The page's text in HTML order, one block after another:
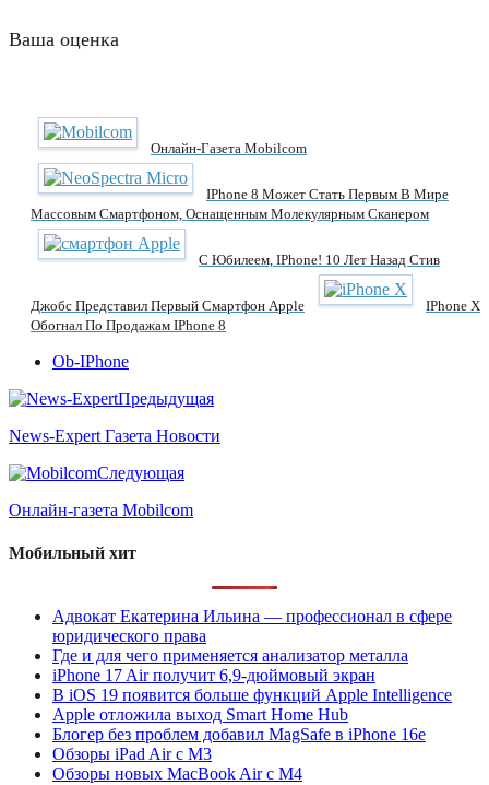
Ваша оценка
Онлайн-Газета Mobilcom
IPhone 8 Может Стать Первым В Мире
Массовым Смартфоном, Оснащенным Молекулярным Сканером
С Юбилеем, IPhone! 10 Лет Назад Стив
Джобс Представил Первый Смартфон Apple
IPhone X
Обогнал По Продажам IPhone 8
Ob-IPhone
Предыдущая
News-Expert Газета Новости
Следующая
Онлайн-газета Mobilcom
Мобильный хит
Адвокат Екатерина Ильина — профессионал в сфере
юридического права
Где и для чего применяется анализатор металла
iPhone 17 Air получит 6,9-дюймовый экран
В iOS 19 появится больше функций Apple Intelligence
Apple отложила выход Smart Home Hub
Блогер без проблем добавил MagSafe в iPhone 16e
Обзоры iPad Air с M3
Обзоры новых MacBook Air с M4